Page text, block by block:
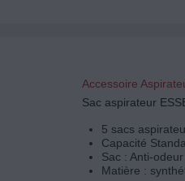
Accessoire
Sac aspirateur
5 sacs
Capacité
Sac : Anti-odeur
Matière :